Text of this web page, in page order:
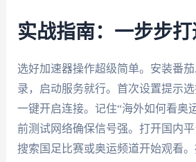
实战指南：一步步
选好加速器操作超级简单。安装番
录，启动服务就行。首次设置提示选
一键开启连接。记住“海外如何看奥
前测试网络确保信号强。打开国内平
搜索国足比赛或奥运频道开始观看